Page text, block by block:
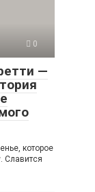
0
—
которое
Славится